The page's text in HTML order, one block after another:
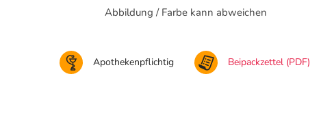
Abbildung / Farbe kann abweichen
Apothekenpflichtig Beipackzettel (PDF)